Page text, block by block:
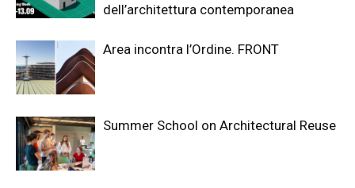
dell’architettura contemporanea
Area incontra l’Ordine. FRONT
Summer School on Architectural Reuse